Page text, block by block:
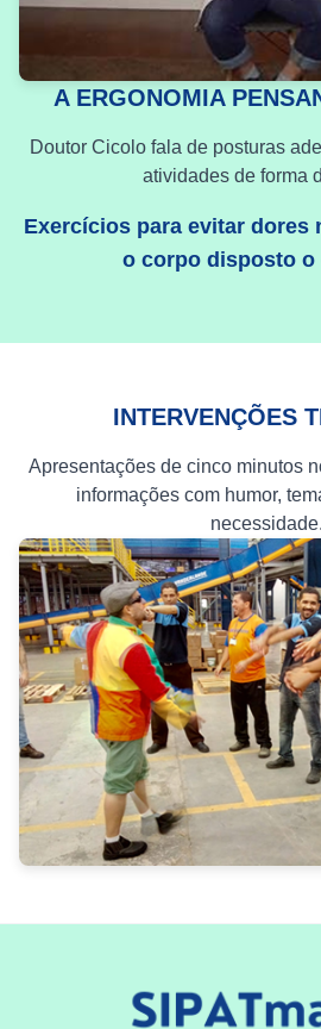
A ERGONOMIA
Doutor Cicolo fala de posturas
atividades de forma
Exercícios para evitar dores
o corpo disposto o
INTERVENÇÕES
Apresentações de cinco minutos
informações com humor,
necessidade.